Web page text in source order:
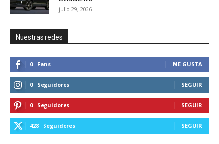
julio 29, 2026
Nuestras redes
0 Fans ME GUSTA
0 Seguidores SEGUIR
0 Seguidores SEGUIR
428 Seguidores SEGUIR